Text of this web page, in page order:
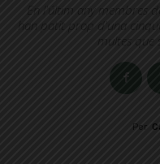
En l'últim any membres
han patit prop d'una
multes que
Per